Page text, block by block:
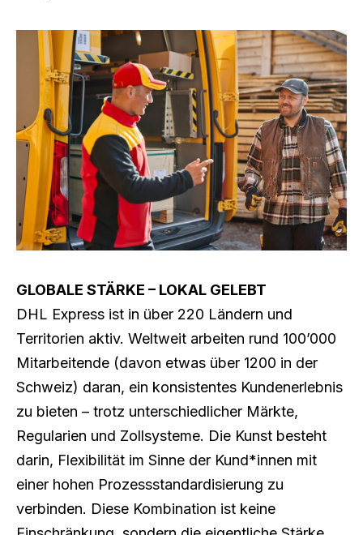
GLOBALE STÄRKE – LOKAL GELEBT
DHL Express ist in über 220 Ländern und
Territorien aktiv. Weltweit arbeiten rund 100’000
Mitarbeitende (davon etwas über 1200 in der
Schweiz) daran, ein konsistentes Kundenerlebnis
zu bieten – trotz unterschiedlicher Märkte,
Regularien und Zollsysteme. Die Kunst besteht
darin, Flexibilität im Sinne der Kund*innen mit
einer hohen Prozessstandardisierung zu
verbinden. Diese Kombination ist keine